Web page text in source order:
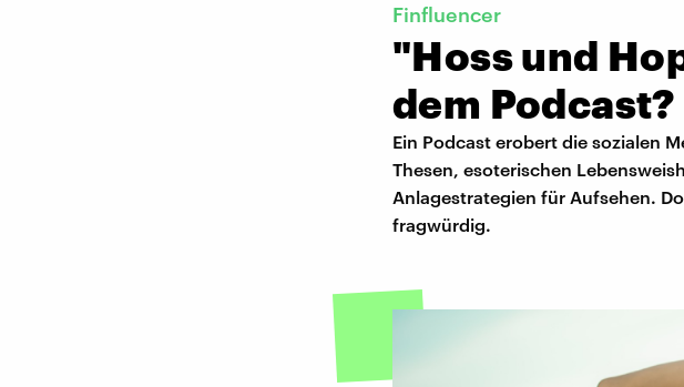
Finfluencer
"Hoss und
dem Podcast?
Ein Podcast erobert die sozialen
Thesen, esoterischen
Anlagestrategien für Aufsehen.
fragwürdig.